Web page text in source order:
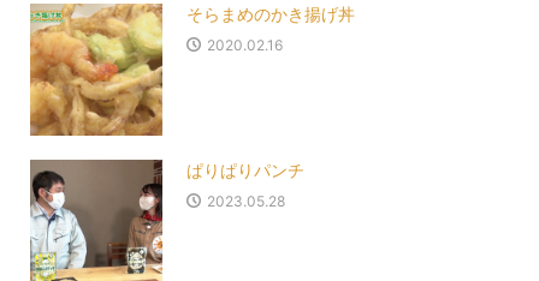
そらまめのかき揚げ丼
2020.02.16
ぱりぱりパンチ
2023.05.28